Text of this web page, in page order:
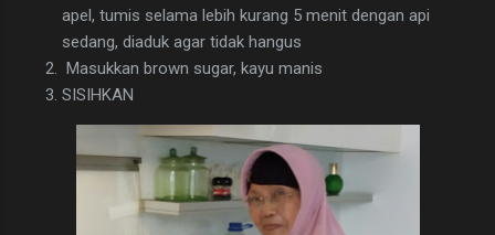
apel, tumis selama lebih kurang 5 menit dengan api
sedang, diaduk agar tidak hangus
Masukkan brown sugar, kayu manis
SISIHKAN